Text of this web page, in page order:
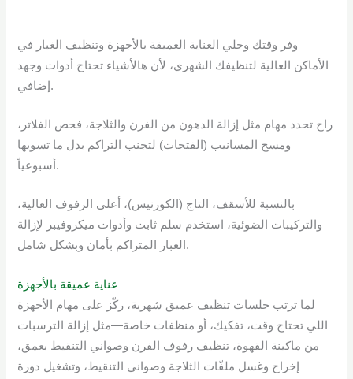
وفر وقتك وخلي العناية العميقة بالأجهزة وتنظيف الغبار في
الأماكن العالية لتنظيفك الشهري، لأن هالأشياء تحتاج أدوات وجهد
إضافي.
راح تحدد مهام مثل إزالة الدهون من الفرن والثلاجة، فحص الفلاتر،
ومسح المسانيب (الفتحات) لتجنب التراكم بدل ما تسويها
أسبوعياً.
بالنسبة للأسقف، التاج (الكورنيس)، أعلى الرفوف العالية،
والتركيبات الضوئية، استخدم سلم ثابت وأدوات ميكروفيبر لإزالة
الغبار المتراكم بأمان وبشكل شامل.
عناية عميقة بالأجهزة
لما ترتب جلسات تنظيف عميق شهرية، ركّز على مهام الأجهزة
اللي تحتاج وقت، تفكيك، أو منظفات خاصة—مثل إزالة الترسبات
من ماكينة القهوة، تنظيف رفوف الفرن وصواني التنقيط بعمق،
إخراج وغسل ملفّات الثلاجة وصواني التنقيط، وتشغيل دورة